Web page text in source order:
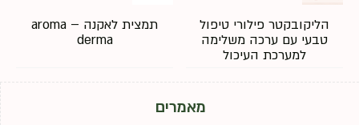
הליקובקטר פילורי טיפול
טבעי עם ערכה משלימה
למערכת העיכול
תמצית לאקנה – aroma
derma
מאמרים